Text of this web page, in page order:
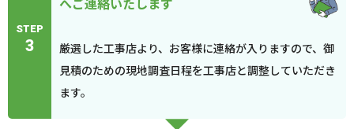
STEP
3
厳選した工事店より、お客様に連絡が入りますので、御
見積のための現地調査日程を工事店と調整していただき
ます。